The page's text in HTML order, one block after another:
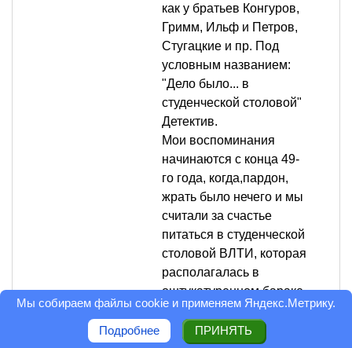
как у братьев Конгуров,
Гримм, Ильф и Петров,
Стугацкие и пр. Под
условным названием:
"Дело было... в
студенческой столовой"
Детектив.
Мои воспоминания
начинаются с конца 49-
го года, когда,пардон,
жрать было нечего и мы
считали за счастье
питаться в студенческой
столовой ВЛТИ, которая
располагалась в
оштукатуренном бараке.
Длинное помещение,
как кишка набивалась
Мы собираем файлы cookie и применяем Яндекс.Метрику.
Подробнее ПРИНЯТЬ